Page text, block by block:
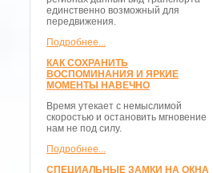
единственно возможный для
передвижения.
Подробнее...
КАК СОХРАНИТЬ
ВОСПОМИНАНИЯ И ЯРКИЕ
МОМЕНТЫ НАВЕЧНО
Время утекает с немыслимой
скоростью и остановить мгновение
нам не под силу.
Подробнее...
СПЕЦИАЛЬНЫЕ ЗАМКИ НА ОКНА